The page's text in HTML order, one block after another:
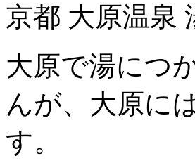
京都 大原温
大原で湯につ
んが、大原に
す。